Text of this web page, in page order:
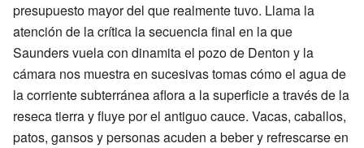
presupuesto mayor del que realmente tuvo. Llama la
atención de la crítica la secuencia final en la que
Saunders vuela con dinamita el pozo de Denton y la
cámara nos muestra en sucesivas tomas cómo el agua de
la corriente subterránea aflora a la superficie a través de la
reseca tierra y fluye por el antiguo cauce. Vacas, caballos,
patos, gansos y personas acuden a beber y refrescarse en